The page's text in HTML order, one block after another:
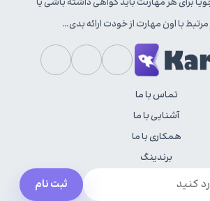
مرتبط با اون مهارت از خودت ارائه بدی…
تماس با ما
آشنایی با ما
همکاری با ما
برندینگ
ثبت نام